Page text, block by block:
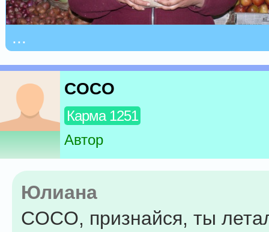
...
COCO
Карма 1251
Автор
Юлиана
COCO, признайся, ты